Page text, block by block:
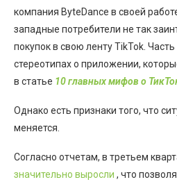
компания ByteDance в своей
западные потребители не так
покупок в свою ленту TikTok.
стереотипах о приложении,
в статье 10 главных мифов о
Однако есть признаки того, что
меняется.
Согласно отчетам, в третьем
значительно выросли , что